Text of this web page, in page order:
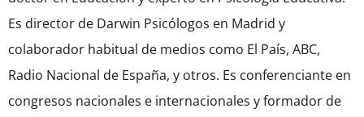
Es director de Darwin Psicólogos en Madrid y
colaborador habitual de medios como El País, ABC,
Radio Nacional de España, y otros. Es conferenciante en
congresos nacionales e internacionales y formador de